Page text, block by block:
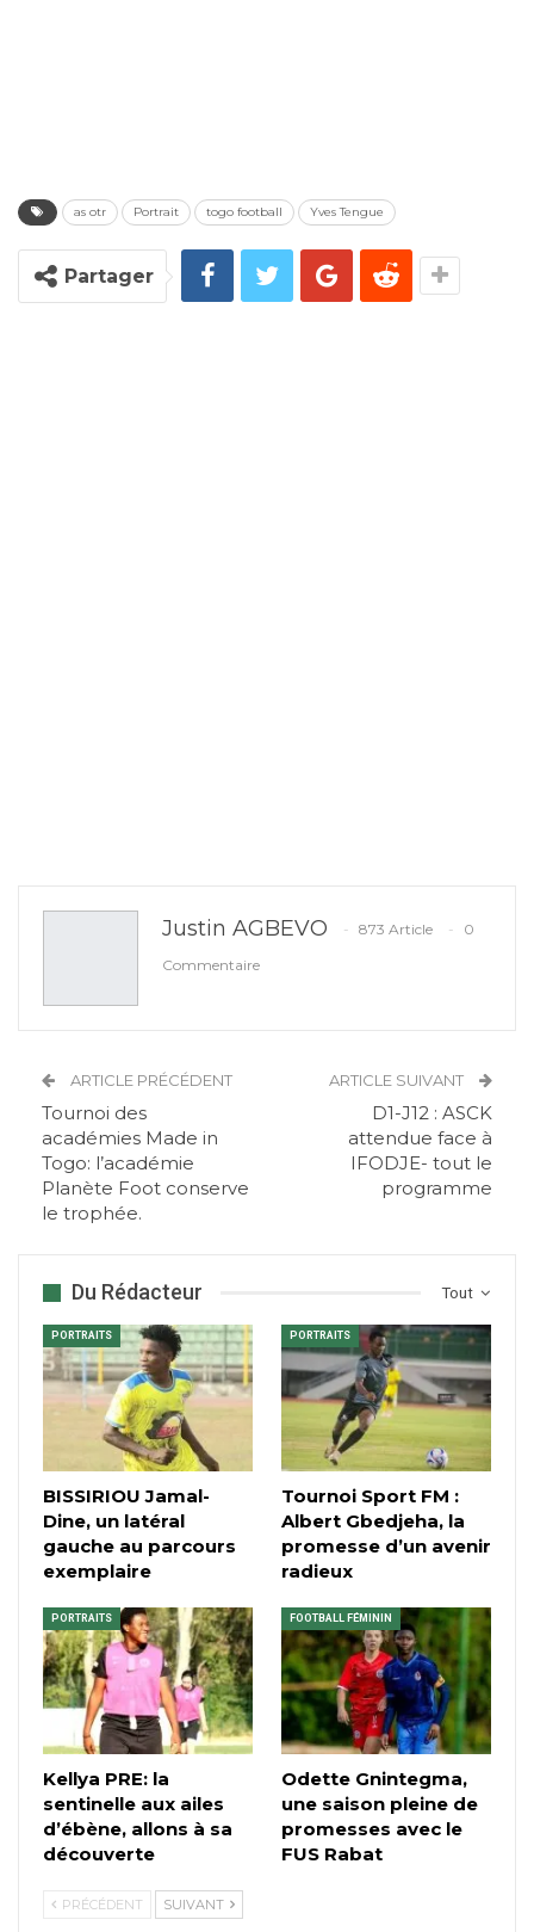
as otr Portrait togo football Yves Tengue
Partager
Justin AGBEVO 873 Article
0
Commentaire
ARTICLE PRÉCÉDENT
Tournoi des
académies Made in
Togo: l’académie
Planète Foot conserve
le trophée.
ARTICLE SUIVANT
D1-J12 : ASCK
attendue face à
IFODJE- tout le
programme
Tout
Du Rédacteur
PORTRAITS
BISSIRIOU Jamal-
Dine, un latéral
gauche au parcours
exemplaire
PORTRAITS
Tournoi Sport FM :
Albert Gbedjeha, la
promesse d’un avenir
radieux
PORTRAITS
Kellya PRE: la
sentinelle aux ailes
d’ébène, allons à sa
découverte
FOOTBALL FÉMININ
Odette Gnintegma,
une saison pleine de
promesses avec le
FUS Rabat
PRÉCÉDENT SUIVANT